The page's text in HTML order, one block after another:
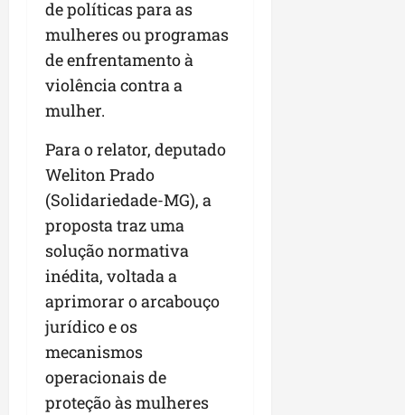
de políticas para as
mulheres ou programas
de enfrentamento à
violência contra a
mulher.
Para o relator, deputado
Weliton Prado
(Solidariedade-MG), a
proposta traz uma
solução normativa
inédita, voltada a
aprimorar o arcabouço
jurídico e os
mecanismos
operacionais de
proteção às mulheres